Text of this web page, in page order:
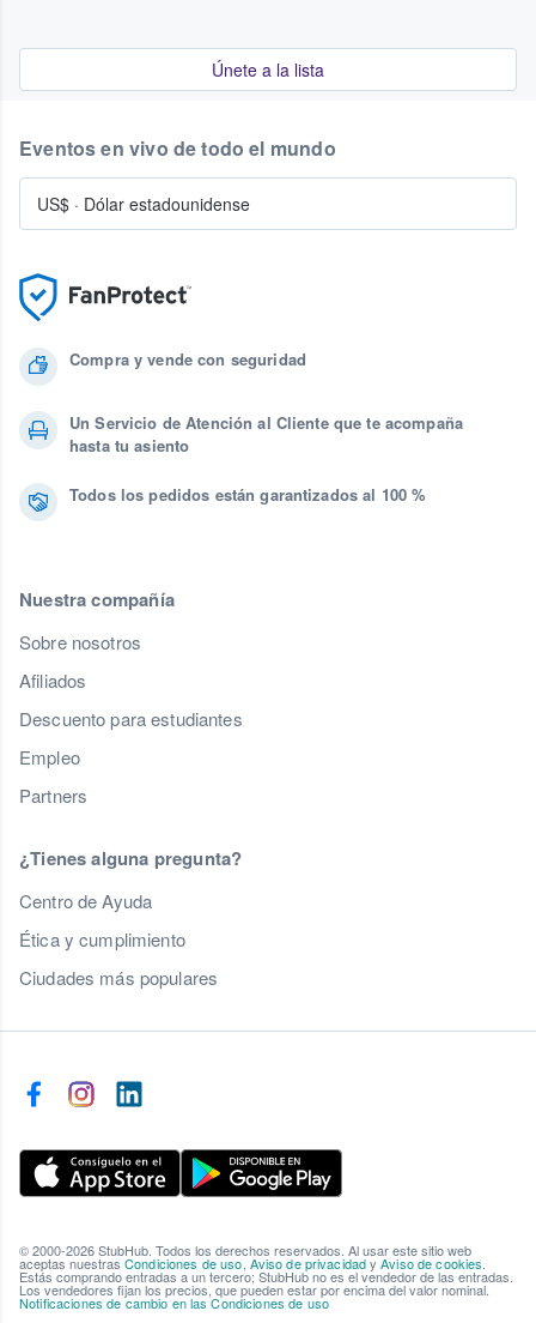
Únete a la lista
Compra y vende con seguridad
Un Servicio de Atención al Cliente que te acompaña
hasta tu asiento
Todos los pedidos están garantizados al 100 %
Nuestra compañía
Sobre nosotros
Afiliados
Descuento para estudiantes
Empleo
Partners
¿Tienes alguna pregunta?
Centro de Ayuda
Ética y cumplimiento
Ciudades más populares
Eventos en vivo de todo el mundo
US$ · Dólar estadounidense
© 2000-2026 StubHub. Todos los derechos reservados. Al usar este sitio web
aceptas nuestras Condiciones de uso Aviso de privacidadyAviso de cookies
Estás comprando entradas a un tercero; StubHub no es el vendedor de las entradas.
Los vendedores fijan los precios, que pueden estar por encima del valor nominal.
Notificaciones de cambio en las Condiciones de uso